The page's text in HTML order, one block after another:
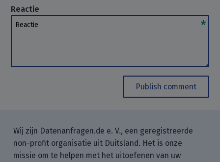
Reactie
Reactie
Publish comment
Wij zijn Datenanfragen.de e. V., een geregistreerde
non-profit organisatie uit Duitsland. Het is onze
missie om te helpen met het uitoefenen van uw